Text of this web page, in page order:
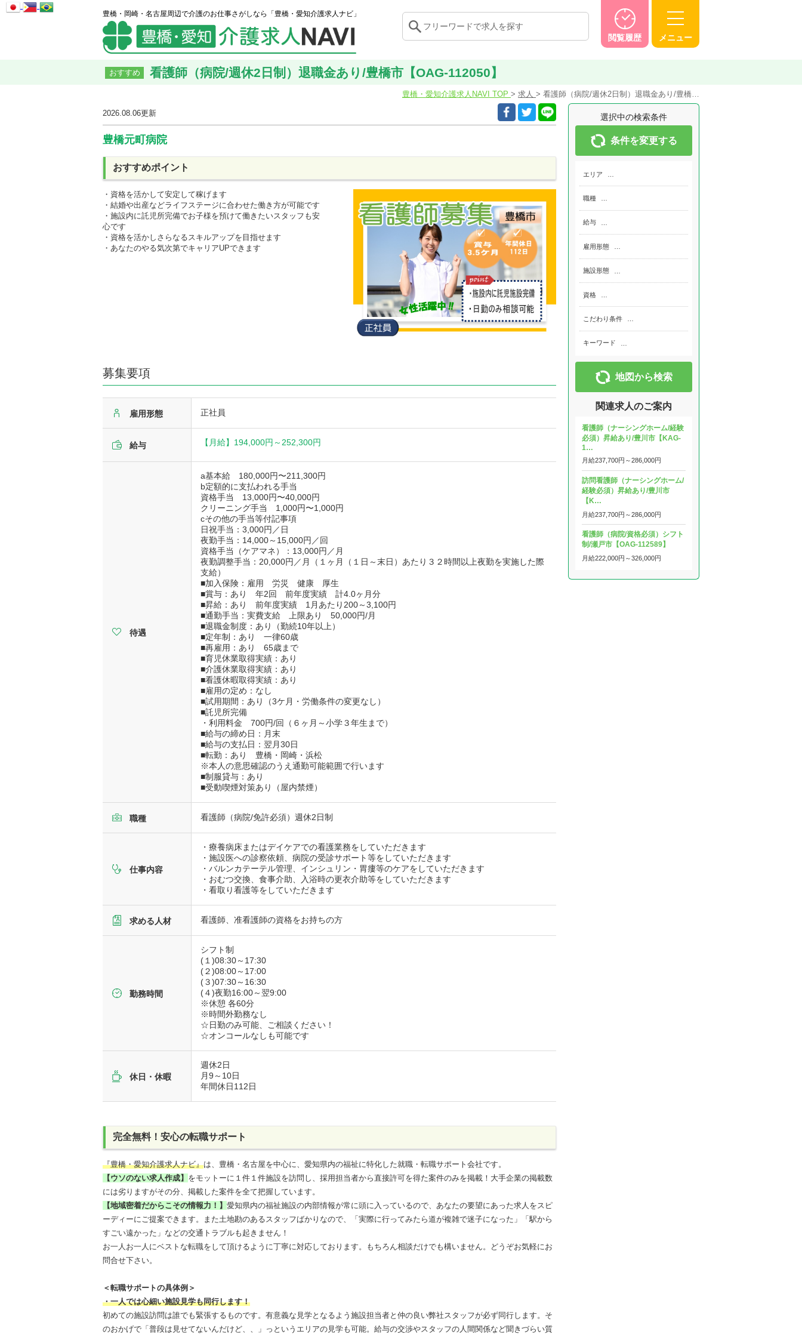
豊橋・岡崎・名古屋周辺で介護のお仕事さがしなら「豊橋・愛知介護求人ナビ」
閲覧履歴 メニュー
おすすめ 看護師（病院/週休2日制）退職金あり/豊橋市【OAG-112050】
豊橋・愛知介護求人NAVI TOP 求人 看護師（病院/週休2日制）退職金あり/豊橋…
2026.08.06更新
豊橋元町病院
おすすめポイント
・資格を活かして安定して稼げます
・結婚や出産などライフステージに合わせた働き方が可能です
・施設内に託児所完備でお子様を預けて働きたいスタッフも安
心です
・資格を活かしさらなるスキルアップを目指せます
・あなたのやる気次第でキャリアUPできます
募集要項
雇用形態 正社員
給与 【月給】 194,000円～ 252,300円
待遇
a基本給 180,000円〜211,300円
b定額的に支払われる手当
資格手当 13,000円〜40,000円
クリーニング手当 1,000円〜1,000円
cその他の手当等付記事項
日祝手当：3,000円／日
夜勤手当：14,000～15,000円／回
資格手当（ケアマネ）：13,000円／月
夜勤調整手当：20,000円／月（１ヶ月（１日～末日）あたり３２時間以上夜勤を実施した際
支給）
■加入保険：雇用 労災 健康 厚生
■賞与：あり 年2回 前年度実績 計4.0ヶ月分
■昇給：あり 前年度実績 1月あたり200～3,100円
■通勤手当：実費支給 上限あり 50,000円/月
■退職金制度：あり（勤続10年以上）
■定年制：あり 一律60歳
■再雇用：あり 65歳まで
■育児休業取得実績：あり
■介護休業取得実績：あり
■看護休暇取得実績：あり
■雇用の定め：なし
■試用期間：あり（3ケ月・労働条件の変更なし）
■託児所完備
・利用料金 700円/回（６ヶ月～小学３年生まで）
■給与の締め日：月末
■給与の支払日：翌月30日
■転勤：あり 豊橋・岡崎・浜松
※本人の意思確認のうえ通勤可能範囲で行います
■制服貸与：あり
■受動喫煙対策あり（屋内禁煙）
職種 看護師（病院/免許必須）週休2日制
仕事内容
・療養病床またはデイケアでの看護業務をしていただきます
・施設医への診察依頼、病院の受診サポート等をしていただきます
・バルンカテーテル管理、インシュリン・胃瘻等のケアをしていただきます
・おむつ交換、食事介助、入浴時の更衣介助等をしていただきます
・看取り看護等をしていただきます
求める人材 看護師、准看護師の資格をお持ちの方
勤務時間
シフト制
(１)08:30～17:30
(２)08:00～17:00
(３)07:30～16:30
(４)夜勤16:00～翌9:00
※休憩 各60分
※時間外勤務なし
☆日勤のみ可能、ご相談ください！
☆オンコールなしも可能です
休日・休暇
週休2日
月9～10日
年間休日112日
完全無料！安心の転職サポート
『豊橋・愛知介護求人ナビ』は、豊橋・名古屋を中心に、愛知県内の福祉に特化した就職・転職サポート会社です。
【ウソのない求人作成】 をモットーに１件１件施設を訪問し、採用担当者から直接許可を得た案件のみを掲載！大手企業の掲載数
には劣りますがその分、掲載した案件を全て把握しています。
【地域密着だからこその情報力！】 愛知県内の福祉施設の内部情報が常に頭に入っているので、あなたの要望にあった求人をスピ
ーディーにご提案できます。また土地勘のあるスタッフばかりなので、「実際に行ってみたら道が複雑で迷子になった」「駅から
すごい遠かった」などの交通トラブルも起きません！
お一人お一人にベストな転職をして頂けるように丁寧に対応しております。もちろん相談だけでも構いません。どうぞお気軽にお
問合せ下さい。
＜転職サポートの具体例＞
・一人では心細い施設見学も同行します！
初めての施設訪問は誰でも緊張するものです。有意義な見学となるよう施設担当者と仲の良い弊社スタッフが必ず同行します。そ
のおかげで「普段は見せてないんだけど、、」っというエリアの見学も可能。給与の交渉やスタッフの人間関係など聞きづらい質
選択中の検索条件
条件を変更する
エリア
職種
給与
雇用形態
施設形態
資格
こだわり条件
キーワード
地図から検索
関連求人のご案内
看護師（ナーシングホーム/経験
必須）昇給あり/豊川市【KAG-
1…
月給237,700円～286,000円
訪問看護師（ナーシングホーム/
経験必須）昇給あり/豊川市
【K…
月給237,700円～286,000円
看護師（病院/資格必須）シフト
制/瀬戸市【OAG-112589】
月給222,000円～326,000円